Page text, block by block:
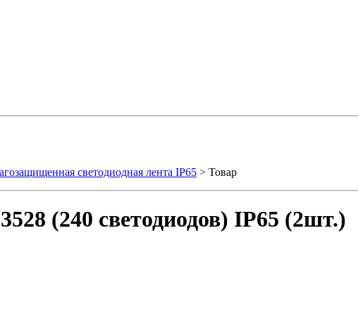
светодиодная лента IP65 > Товар
(240 светодиодов) IP65 (2шт.)